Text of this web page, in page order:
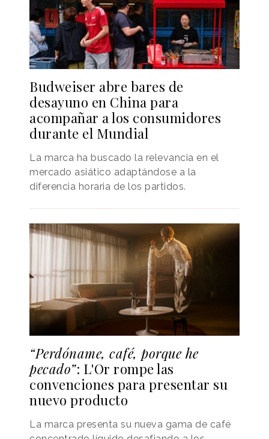
Budweiser abre bares de
desayuno en China para
acompañar a los consumidores
durante el Mundial
La marca ha buscado la relevancia en el
mercado asiático adaptándose a la
diferencia horaria de los partidos.
“Perdóname, café, porque he
pecado”: L'Or rompe las
convenciones para presentar su
nuevo producto
La marca presenta su nueva gama de café